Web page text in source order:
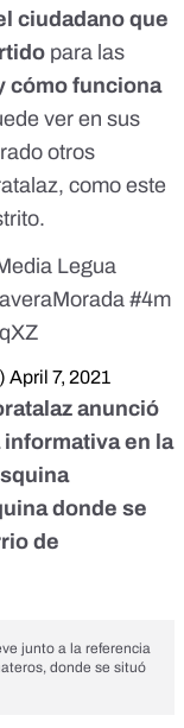
ciudadano que
para las
cómo funciona
ver en sus
otros
como este
.
Legua
#4m
April 7, 2021
anunció
informativa en la
donde se
de
junto a la referencia
, donde se situó